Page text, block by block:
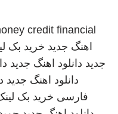
credit financial
اهنگ جدید خرید بک
جدید دانلود اهنگ جدید
دانلود اهنگ جدید
فارسی خرید بک